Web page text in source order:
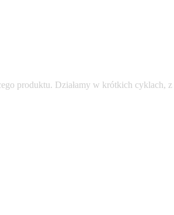
ego produktu. Działamy w krótkich cyklach, z